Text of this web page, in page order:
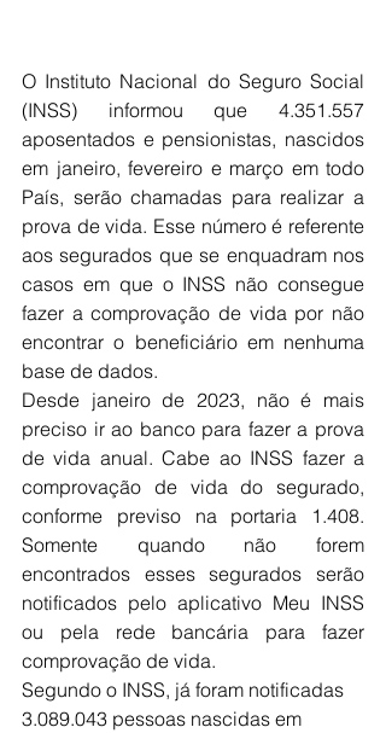
O Instituto Nacional do Seguro Social
(INSS) informou que 4.351.557
aposentados e pensionistas, nascidos
em janeiro, fevereiro e março em todo
País, serão chamadas para realizar a
prova de vida. Esse número é referente
aos segurados que se enquadram nos
casos em que o INSS não consegue
fazer a comprovação de vida por não
encontrar o beneficiário em nenhuma
base de dados.
Desde janeiro de 2023, não é mais
preciso ir ao banco para fazer a prova
de vida anual. Cabe ao INSS fazer a
comprovação de vida do segurado,
conforme previso na portaria 1.408.
Somente quando não forem
encontrados esses segurados serão
notificados pelo aplicativo Meu INSS
ou pela rede bancária para fazer
comprovação de vida.
Segundo o INSS, já foram notificadas
3.089.043 pessoas nascidas em